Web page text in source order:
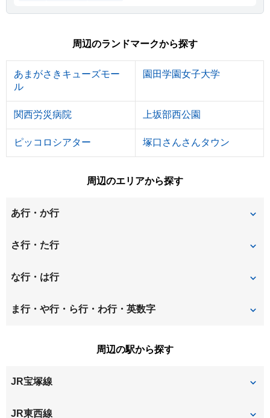
周辺のランドマークから探す
あまがさきキューズモー
ル
園田学園女子大学
関西労災病院 上坂部西公園
ピッコロシアター 塚口さんさんタウン
周辺のエリアから探す
あ行・か行
稲葉元町
大庄中通
北大物町
北竹谷町
杭瀬南新町
さ行・た行
昭和通
立花町 建家町
な行・は行
長洲中通 長洲西通
ま行・や行・ら行・わ行・英数字
周辺の駅から探す
JR宝塚線
塚口
JR東西線